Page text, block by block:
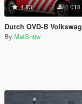
4.83 1 018
Dutch OVD-B Volkswagen T6 | 4K skin
By MatSn0w